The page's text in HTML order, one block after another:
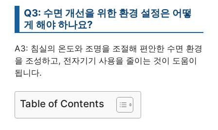
Q3: 수면 개선을 위한 환경 설정은 어떻
게 해야 하나요?
A3: 침실의 온도와 조명을 조절해 편안한 수면 환경
을 조성하고, 전자기기 사용을 줄이는 것이 도움이
됩니다.
Table of Contents